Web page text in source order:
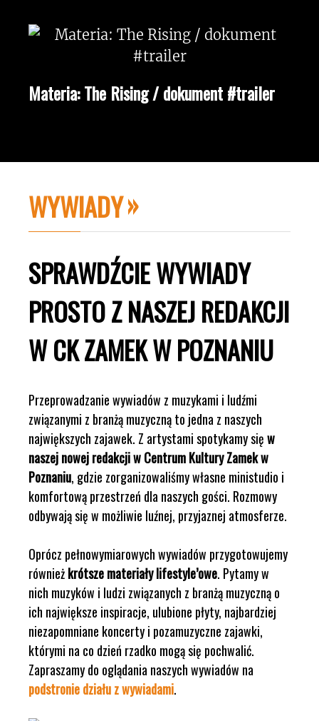
Materia: The Rising / dokument #trailer
WYWIADY
SPRAWDŹCIE WYWIADY
PROSTO Z NASZEJ REDAKCJI
W CK ZAMEK W POZNANIU
Przeprowadzanie wywiadów z muzykami i ludźmi
związanymi z branżą muzyczną to jedna z naszych
największych zajawek. Z artystami spotykamy sięw
naszej nowej redakcji w Centrum Kultury Zamek w
Poznaniu, gdzie zorganizowaliśmy własne ministudio i
komfortową przestrzeń dla naszych gości. Rozmowy
odbywają się w możliwie luźnej, przyjaznej atmosferze.
Oprócz pełnowymiarowych wywiadów przygotowujemy
równieżkrótsze materiały lifestyle’owe. Pytamy w
nich muzyków i ludzi związanych z branżą muzyczną o
ich największe inspiracje, ulubione płyty, najbardziej
niezapomniane koncerty i pozamuzyczne zajawki,
którymi na co dzień rzadko mogą się pochwalić.
Zapraszamy do oglądania naszych wywiadów na
podstronie działu z wywiadami.